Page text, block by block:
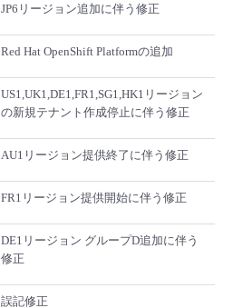
JP6リージョン追加に伴う修正
Red Hat OpenShift Platformの追加
US1,UK1,DE1,FR1,SG1,HK1リージョン
の新規テナント作成停止に伴う修正
AU1リージョン提供終了に伴う修正
FR1リージョン提供開始に伴う修正
DE1リージョン グループD追加に伴う
修正
誤記修正